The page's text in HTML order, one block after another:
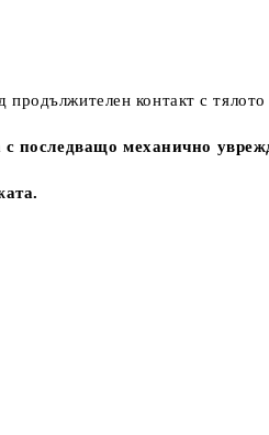
контакт с
с последващо механично